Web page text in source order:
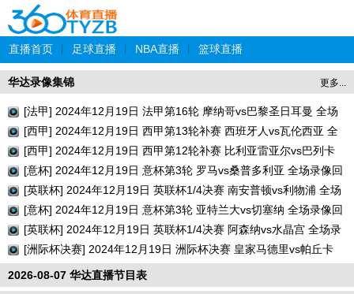
直播首页 足球直播 NBA直播 篮球直播
更多...
华达录像集锦
[法甲] 2024年12月19日 法甲第16轮 摩纳哥vs巴黎圣日耳曼 全场
录像回放
[西甲] 2024年12月19日 西甲第13轮补赛 西班牙人vs瓦伦西亚 全
场录像回放
[西甲] 2024年12月19日 西甲第12轮补赛 比利亚雷亚尔vs巴列卡
诺 全场录像回放
[意杯] 2024年12月19日 意杯第3轮 罗马vs桑普多利亚 全场录像回
放
[英联杯] 2024年12月19日 英联杯1/4决赛 南安普顿vs利物浦 全场
录像回放
[意杯] 2024年12月19日 意杯第3轮 亚特兰大vs切塞纳 全场录像回
放
[英联杯] 2024年12月19日 英联杯1/4决赛 阿森纳vs水晶宫 全场录
像回放
[洲际杯决赛] 2024年12月19日 洲际杯决赛 皇家马德里vs帕丘卡
全场录像回放
2026-08-07 华达直播节目表